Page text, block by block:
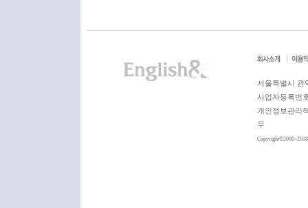
서울특별시 관
사업자등록번
개인정보관리
무